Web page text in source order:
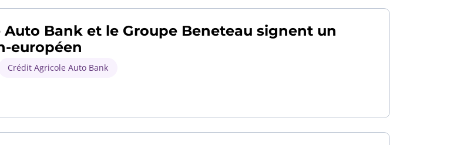
Bank et le Groupe Beneteau signent un
européen
Crédit Agricole Auto Bank